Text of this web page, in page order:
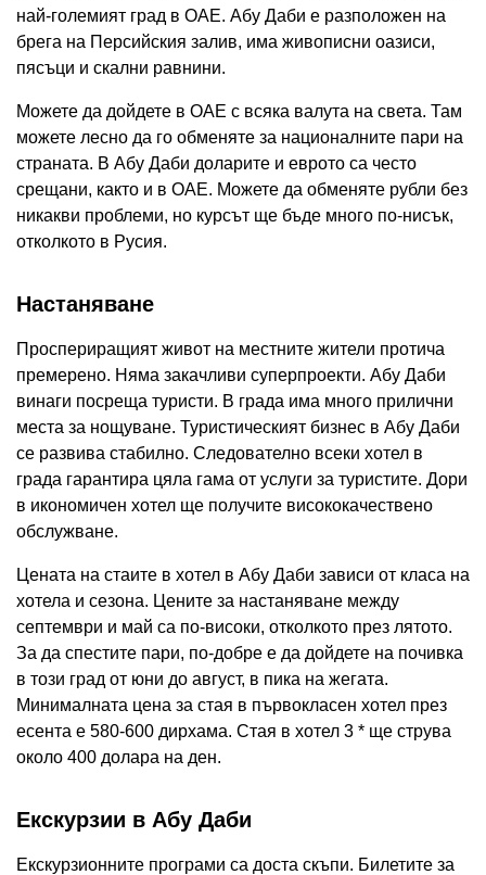
най-големият град в ОАЕ. Абу Даби е разположен на
брега на Персийския залив, има живописни оазиси,
пясъци и скални равнини.
Можете да дойдете в ОАЕ с всяка валута на света. Там
можете лесно да го обменяте за националните пари на
страната. В Абу Даби доларите и еврото са често
срещани, както и в ОАЕ. Можете да обменяте рубли без
никакви проблеми, но курсът ще бъде много по-нисък,
отколкото в Русия.
Настаняване
Проспериращият живот на местните жители протича
премерено. Няма закачливи суперпроекти. Абу Даби
винаги посреща туристи. В града има много прилични
места за нощуване. Туристическият бизнес в Абу Даби
се развива стабилно. Следователно всеки хотел в
града гарантира цяла гама от услуги за туристите. Дори
в икономичен хотел ще получите висококачествено
обслужване.
Цената на стаите в хотел в Абу Даби зависи от класа на
хотела и сезона. Цените за настаняване между
септември и май са по-високи, отколкото през лятото.
За да спестите пари, по-добре е да дойдете на почивка
в този град от юни до август, в пика на жегата.
Минималната цена за стая в първокласен хотел през
есента е 580-600 дирхама. Стая в хотел 3 * ще струва
около 400 долара на ден.
Екскурзии в Абу Даби
Екскурзионните програми са доста скъпи. Билетите за